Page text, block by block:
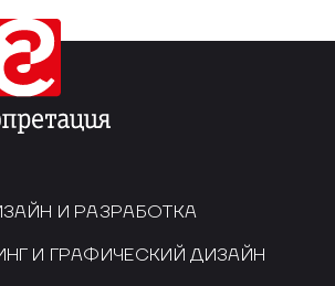
И РАЗРАБОТКА
И ГРАФИЧЕСКИЙ ДИЗАЙН